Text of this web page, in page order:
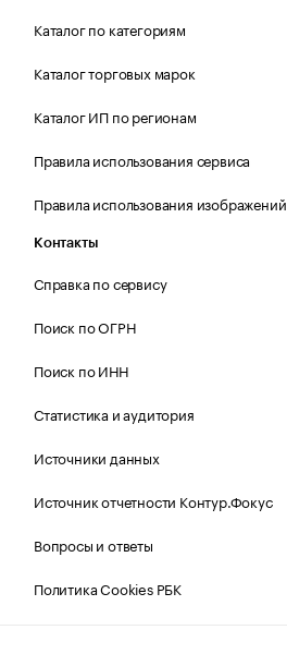
Каталог по категориям
Каталог торговых марок
Каталог ИП по регионам
Правила использования сервиса
Правила использования изображений
Контакты
Справка по сервису
Поиск по ОГРН
Поиск по ИНН
Статистика и аудитория
Источники данных
Источник отчетности Контур.Фокус
Вопросы и ответы
Политика Cookies РБК